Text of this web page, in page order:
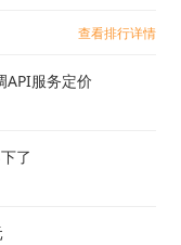
查看排行详情
API服务定价
了